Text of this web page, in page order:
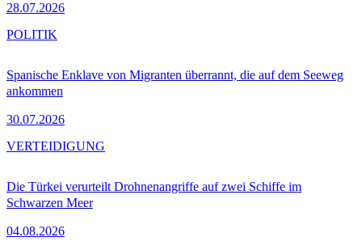
28.07.2026
Spanische Enklave von Migranten überrannt, die auf dem Seeweg
ankommen
30.07.2026
POLITIK
Die Türkei verurteilt Drohnenangriffe auf zwei Schiffe im
Schwarzen Meer
04.08.2026
VERTEIDIGUNG